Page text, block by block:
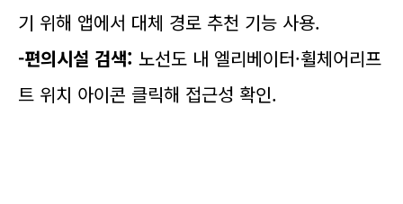
기 위해 앱에서 대체 경로 추천 기능 사용.
-편의시설 검색: 노선도 내 엘리베이터·휠체어리프
트 위치 아이콘 클릭해 접근성 확인.